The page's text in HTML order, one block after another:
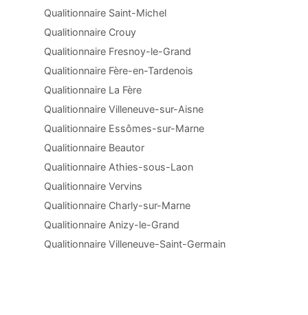
Qualitionnaire Saint-Michel
Qualitionnaire Crouy
Qualitionnaire Fresnoy-le-Grand
Qualitionnaire Fère-en-Tardenois
Qualitionnaire La Fère
Qualitionnaire Villeneuve-sur-Aisne
Qualitionnaire Essômes-sur-Marne
Qualitionnaire Beautor
Qualitionnaire Athies-sous-Laon
Qualitionnaire Vervins
Qualitionnaire Charly-sur-Marne
Qualitionnaire Anizy-le-Grand
Qualitionnaire Villeneuve-Saint-Germain